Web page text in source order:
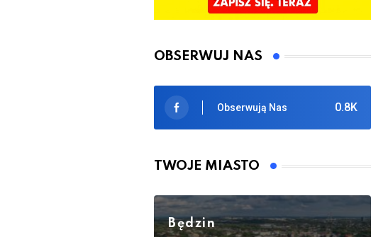
OBSERWUJ NAS
0.8K
Obserwują Nas
TWOJE MIASTO
Będzin